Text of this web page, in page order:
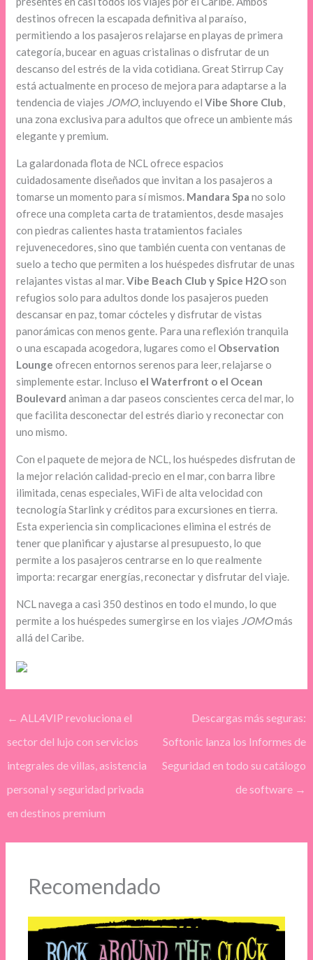
destinos ofrecen la escapada definitiva al paraíso,
permitiendo a los pasajeros relajarse en playas de primera
categoría, bucear en aguas cristalinas o disfrutar de un
descanso del estrés de la vida cotidiana. Great Stirrup Cay
está actualmente en proceso de mejora para adaptarse a la
tendencia de viajes JOMO, incluyendo elVibe Shore Club,
una zona exclusiva para adultos que ofrece un ambiente más
elegante y premium.
La galardonada flota de NCL ofrece espacios
cuidadosamente diseñados que invitan a los pasajeros a
tomarse un momento para sí mismos. Mandara Spa no solo
ofrece una completa carta de tratamientos, desde masajes
con piedras calientes hasta tratamientos faciales
rejuvenecedores, sino que también cuenta con ventanas de
suelo a techo que permiten a los huéspedes disfrutar de unas
relajantes vistas al mar.Vibe Beach Club y Spice H2Oson
refugios solo para adultos donde los pasajeros pueden
descansar en paz, tomar cócteles y disfrutar de vistas
panorámicas con menos gente. Para una reflexión tranquila
o una escapada acogedora, lugares como el Observation
Lounge ofrecen entornos serenos para leer, relajarse o
simplemente estar. Incluso el Waterfront o el Ocean
Boulevard animan a dar paseos conscientes cerca del mar, lo
que facilita desconectar del estrés diario y reconectar con
uno mismo.
Con el paquete de mejora de NCL, los huéspedes disfrutan de
la mejor relación calidad-precio en el mar, con barra libre
ilimitada, cenas especiales, WiFi de alta velocidad con
tecnología Starlink y créditos para excursiones en tierra.
Esta experiencia sin complicaciones elimina el estrés de
tener que planificar y ajustarse al presupuesto, lo que
permite a los pasajeros centrarse en lo que realmente
importa: recargar energías, reconectar y disfrutar del viaje.
NCL navega a casi 350 destinos en todo el mundo, lo que
permite a los huéspedes sumergirse en los viajes JOMOmás
allá del Caribe.
← ALL4VIP revoluciona el
sector del lujo con servicios
integrales de villas, asistencia
personal y seguridad privada
en destinos premium
Descargas más seguras:
Softonic lanza los Informes de
Seguridad en todo su catálogo
de software →
Recomendado